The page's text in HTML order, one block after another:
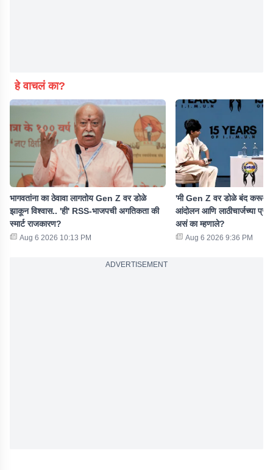
हे वाचलं का?
भागवतांना का ठेवावा लागतोय Gen Z वर डोळे
झाकून विश्वास.. 'ही' RSS-भाजपची अगतिकता की
स्मार्ट राजकारण?
Aug 6 2026 10:13 PM
'मी Gen Z वर डोळे बंद करून
आंदोलन आणि लाठीचार्जच्या
असं का म्हणाले?
Aug 6 2026 9:36 PM
ADVERTISEMENT